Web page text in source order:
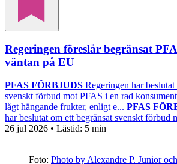
Regeringen föreslår begränsat
väntan på EU
PFAS FÖRBJUDS Regeringen har
svenskt förbud mot PFAS i en rad
lågt hängande frukter, enligt e... PFAS
har beslutat om ett begränsat svenskt förbud
26 jul 2026 • Lästid: 5 min
Foto: Photo by Alexandre P. Junior